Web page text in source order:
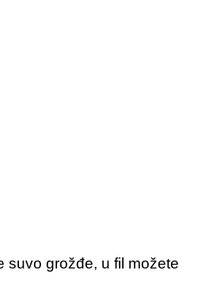
suvo grožđe, u fil možete